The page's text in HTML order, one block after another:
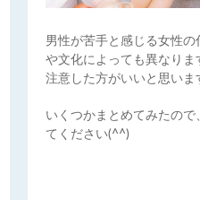
男性が苦手と感じる女性
や文化によっても異なり
注意した方がいいと思いま
いくつかまとめてみたの
てください(^^)